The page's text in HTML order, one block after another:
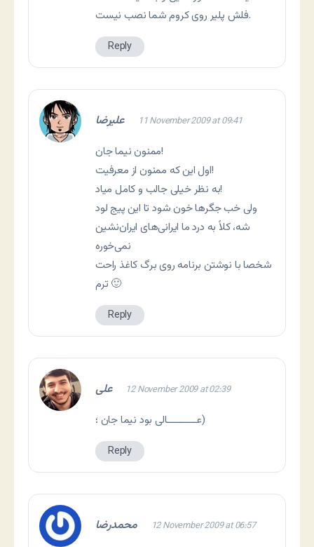
فلش پلیر روی کروم شما نصب نیست.
Reply
عليرضا 11 November 2009 at 09:41
ممنون نیما جان!‌
اول این که ممنون از معرفیت!
به نظر خیلی جالب و کامل میاد!‌
ولی خب جگرها خون شود تا این پیج لود
شه، کلاً به درد ما ایرانی‌های ایران‌نشین
نمی‌خوره
شخصا با نوشتن برنامه روی برگ کاغذ راحت
ترم 🙂
Reply
علی 12 November 2009 at 02:39
عـــــــــــالی بود نیما جان ؛)
Reply
محمدرضا 12 November 2009 at 06:57